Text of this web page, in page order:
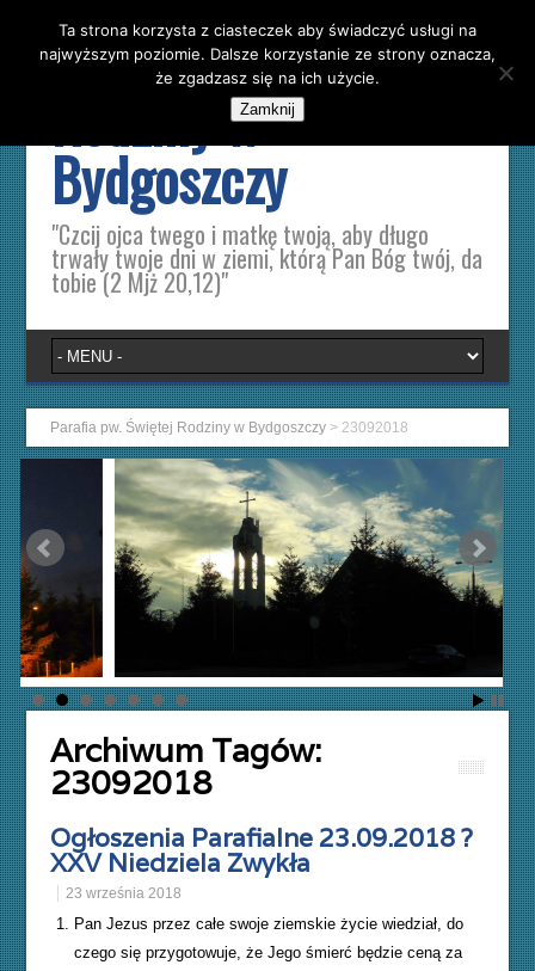
Parafia pw. Świętej
Rodziny w
Bydgoszczy
"Czcij ojca twego i matkę twoją, aby długo
trwały twoje dni w ziemi, którą Pan Bóg twój, da
tobie (2 Mjż 20,12)"
Parafia pw. Świętej Rodziny w Bydgoszczy >23092018
Archiwum Tagów:
23092018
Ogłoszenia Parafialne 23.09.2018 ?
XXV Niedziela Zwykła
23 września 2018
Pan Jezus przez całe swoje ziemskie życie wiedział, do
czego się przygotowuje, że Jego śmierć będzie ceną za
Ta strona korzysta z ciasteczek aby świadczyć usługi na
najwyższym poziomie. Dalsze korzystanie ze strony oznacza,
że zgadzasz się na ich użycie.
Zamknij